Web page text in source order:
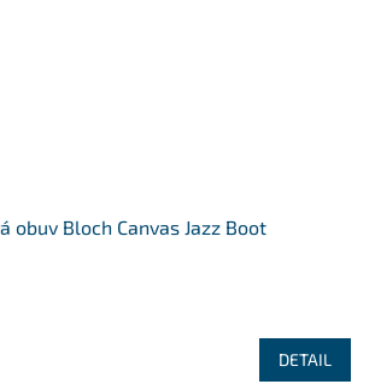
obuv Bloch Canvas Jazz Boot
DETAIL